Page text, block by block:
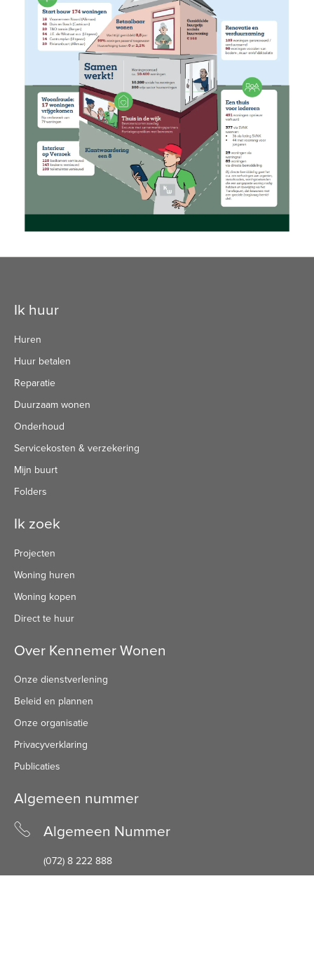
Contactinformatie
Ik huur
Huren
Huur betalen
Reparatie
Duurzaam wonen
Onderhoud
Servicekosten & verzekering
Mijn buurt
Folders
Ik zoek
Projecten
Woning huren
Woning kopen
Direct te huur
Over Kennemer Wonen
Onze dienstverlening
Beleid en plannen
Onze organisatie
Privacyverklaring
Publicaties
Algemeen nummer
Algemeen Nummer
(072) 8 222 888